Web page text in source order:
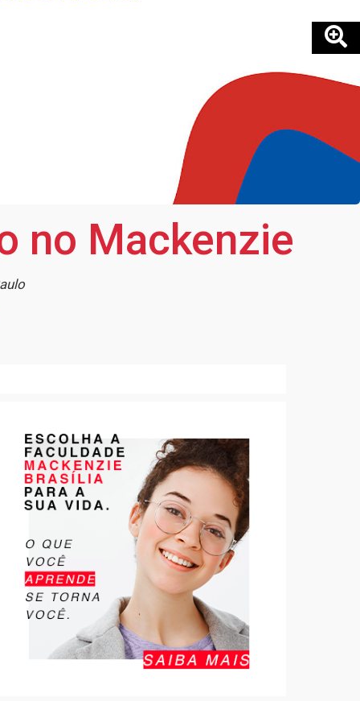
no Mackenzie